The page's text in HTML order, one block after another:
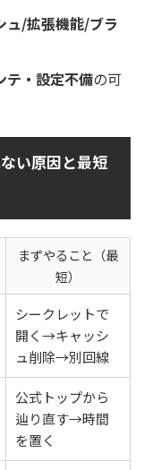
ュ/拡張機能/ブラ
テ・設定不備の可
い原因と最短
まずやること（最
短）
シークレットで
開く→キャッシ
ュ削除→別回線
公式トップから
辿り直す→時間
を置く